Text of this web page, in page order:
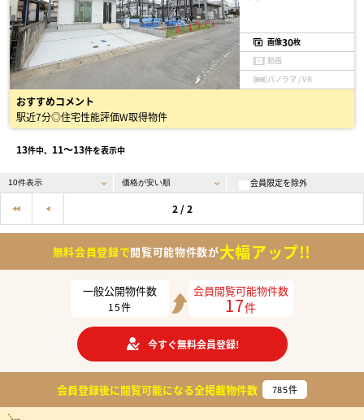
画像30枚
動画
パノラマ / VR
おすすめコメント
駅近7分◎住宅性能評価W取得物件
13件中、 11〜13件を表示中
会員限定を除外
2 / 2
無料会員登録で閲覧可能物件数が大幅アップ!!
一般公開物件数
15件
会員閲覧可能物件数
17件
今すぐ無料会員登録!
会員登録後に閲覧可能になる全掲載物件数 785件